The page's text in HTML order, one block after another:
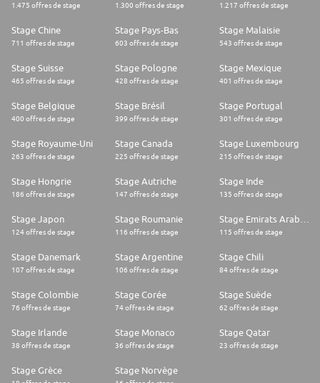
1.475 offres de stage 1.300 offres de stage 1.217 offres de stage
Stage Chine
711 offres de stage
Stage Pays-Bas
603 offres de stage
Stage Malaisie
543 offres de stage
Stage Suisse
465 offres de stage
Stage Pologne
428 offres de stage
Stage Mexique
401 offres de stage
Stage Belgique
400 offres de stage
Stage Brésil
399 offres de stage
Stage Portugal
301 offres de stage
Stage Royaume-Uni
263 offres de stage
Stage Canada
225 offres de stage
Stage Luxembourg
215 offres de stage
Stage Hongrie
186 offres de stage
Stage Autriche
147 offres de stage
Stage Inde
135 offres de stage
Stage Japon
124 offres de stage
Stage Roumanie
116 offres de stage 115 offres de stage
Stage Danemark
107 offres de stage
Stage Argentine
106 offres de stage
Stage Chili
84 offres de stage
Stage Colombie
76 offres de stage
Stage Corée
74 offres de stage
Stage Suède
62 offres de stage
Stage Irlande
38 offres de stage
Stage Monaco
36 offres de stage
Stage Qatar
23 offres de stage
Stage Grèce Stage Norvège